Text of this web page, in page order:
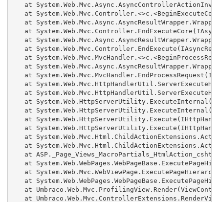
at
at
at
at
at
at
at
at
at
at
at
at
at
at
at
at
at
at
at
at
at
at
at